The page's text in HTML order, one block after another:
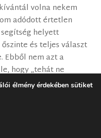
volna nekem
adódott értetlen
helyett
és teljes választ
Ebből nem azt a
hogy „tehát ne
kérdésekre”, hanem
dolgoznak, az ember
attól, hogy
az
adódó
élmény érdekében sütiket